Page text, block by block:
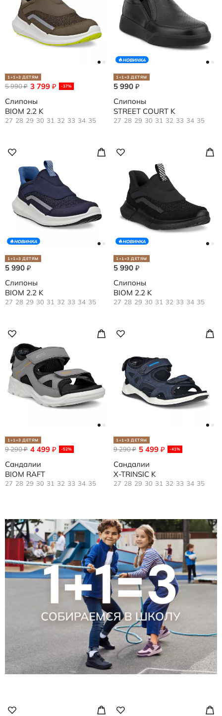
1+1=3 ДЕТЯМ
3 799 ₽ -37%
5 990₽
Слипоны
BIOM 2.2 K
27 28 29 30 31 32 33 34 35
НОВИНКА
1+1=3 ДЕТЯМ
5 990 ₽
Слипоны
STREET COURT K
27 28 29 30 31 32 33 34 35
НОВИНКА
1+1=3 ДЕТЯМ
5 990 ₽
Слипоны
BIOM 2.2 K
27 28 29 30 31 32 33 34 35
НОВИНКА
1+1=3 ДЕТЯМ
5 990 ₽
Слипоны
BIOM 2.2 K
27 28 29 30 31 32 33 34 35
1+1=3 ДЕТЯМ
4 499 ₽ -52%
9 290₽
Сандалии
BIOM RAFT
27 28 29 30 31 32 33 34 35
1+1=3 ДЕТЯМ
5 499 ₽ -41%
9 290₽
Сандалии
X-TRINSIC K
27 28 29 30 31 32 33 34 35